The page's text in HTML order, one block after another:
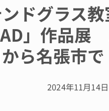
ドグラス教
」作品
ら名張市で
2024年11月14日